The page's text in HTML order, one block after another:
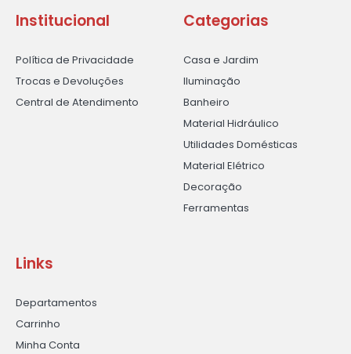
Institucional
Política de Privacidade
Trocas e Devoluções
Central de Atendimento
Categorias
Casa e Jardim
Iluminação
Banheiro
Material Hidráulico
Utilidades Domésticas
Material Elétrico
Decoração
Ferramentas
Links
Departamentos
Carrinho
Minha Conta